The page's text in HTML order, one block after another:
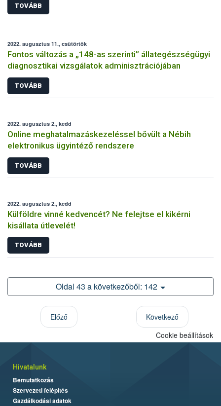
TOVÁBB
2022. augusztus 11., csütörtök
Fontos változás a „148-as szerinti” állategészségügyi
diagnosztikai vizsgálatok adminisztrációjában
TOVÁBB
2022. augusztus 2., kedd
Online meghatalmazáskezeléssel bővült a Nébih
elektronikus ügyintéző rendszere
TOVÁBB
2022. augusztus 2., kedd
Külföldre vinné kedvencét? Ne felejtse el kikérni
kisállata útlevelét!
TOVÁBB
Oldal 43 a következőből: 142
Előző
Következő
Cookie beállítások
Hivatalunk
Bemutatkozás
Szervezeti felépítés
Gazdálkodási adatok